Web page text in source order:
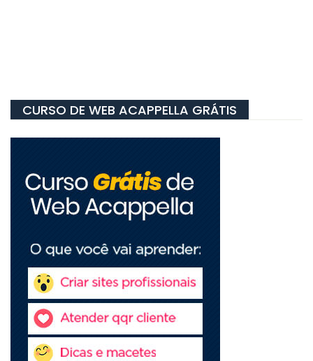
CURSO DE WEB ACAPPELLA GRÁTIS